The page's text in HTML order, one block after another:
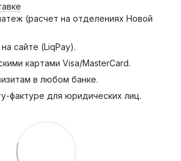
(расчет на отделениях Новой
сайте (LiqPay).
картами Visa/MasterCard.
в любом банке.
фактуре для юридических лиц.